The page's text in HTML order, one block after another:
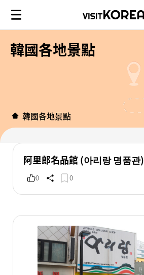
韓國各地景點
韓國各地景點
阿里郎名品館 (아리랑 명품관)
0 0